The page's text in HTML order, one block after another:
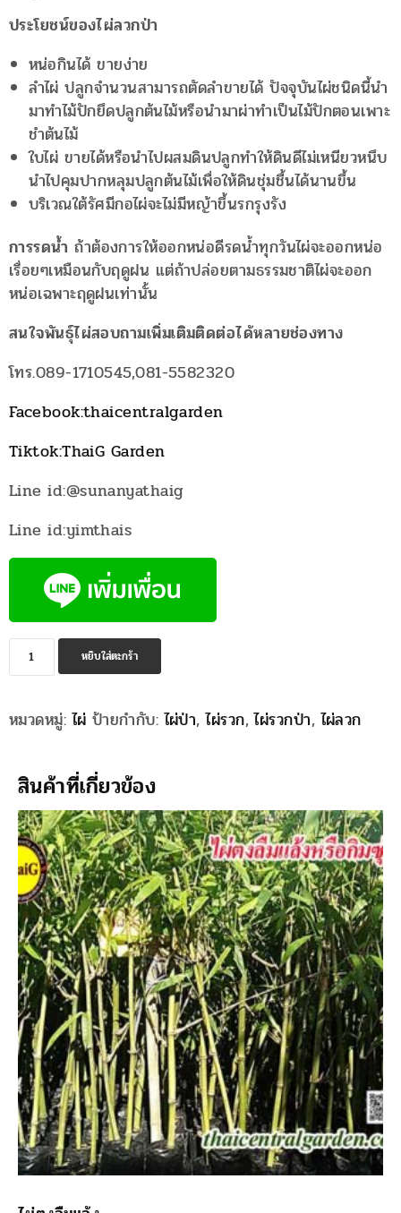
ประโยชน์ของไผ่ลวกป่า
หน่อกินได้ ขายง่าย
ลำไผ่ ปลูกจำนวนสามารถตัดลำขายได้ ปัจจุบันไผ่ชนิดนี้นำ
มาทำไม้ปักยึดปลูกต้นไม้หรือนำมาผ่าทำเป็นไม้ปักตอนเพาะ
ชำต้นไม้
ใบไผ่ ขายได้หรือนำไปผสมดินปลูกทำให้ดินดีไม่เหนียวหนึบ
นำไปคุมปากหลุมปลูกต้นไม้เพื่อให้ดินชุ่มชื้นได้นานขึ้น
บริเวณใต้รัศมีกอไผ่จะไม่มีหญ้าขึ้นรกรุงรัง
การรดน้ำ ถ้าต้องการให้ออกหน่อดีรดน้ำทุกวันไผ่จะออกหน่อ
เรื่อยๆเหมือนกับฤดูฝน แต่ถ้าปล่อยตามธรรมชาติไผ่จะออก
หน่อเฉพาะฤดูฝนเท่านั้น
สนใจพันธุ์ไผ่สอบถามเพิ่มเติมติดต่อได้หลายช่องทาง
โทร.089-1710545,081-5582320
Facebook:thaicentralgarden
Tiktok:ThaiG Garden
Line id:@sunanyathaig
Line id:yimthais
จำนวน
ไผ่
ป่า
หยิบใส่ตะกร้า
หมวดหมู่:ไผ่ ป้ายกำกับ:ไผ่ป่า,ไผ่รวก,ไผ่รวกป่า,ไผ่ลวก
สินค้าที่เกี่ยวข้อง